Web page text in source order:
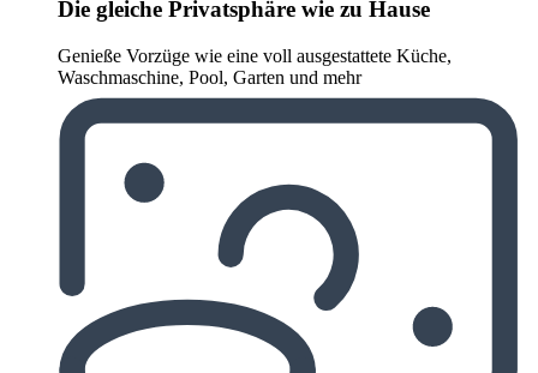
Die gleiche Privatsphäre wie zu Hause
Genieße Vorzüge wie eine voll ausgestattete Küche,
Waschmaschine, Pool, Garten und mehr